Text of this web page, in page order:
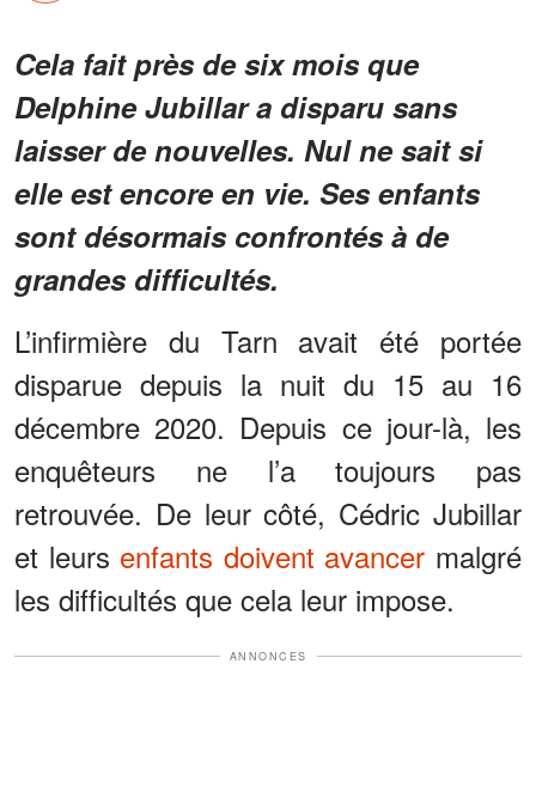
Cela fait près de six mois que
Delphine Jubillar a disparu sans
laisser de nouvelles. Nul ne sait si
elle est encore en vie. Ses enfants
sont désormais confrontés à de
grandes difficultés.
L’infirmière du Tarn avait été portée
disparue depuis la nuit du 15 au 16
décembre 2020. Depuis ce jour-là, les
enquêteurs ne l’a toujours pas
retrouvée. De leur côté, Cédric Jubillar
et leurs enfants doivent avancer malgré
les difficultés que cela leur impose.
ANNONCES